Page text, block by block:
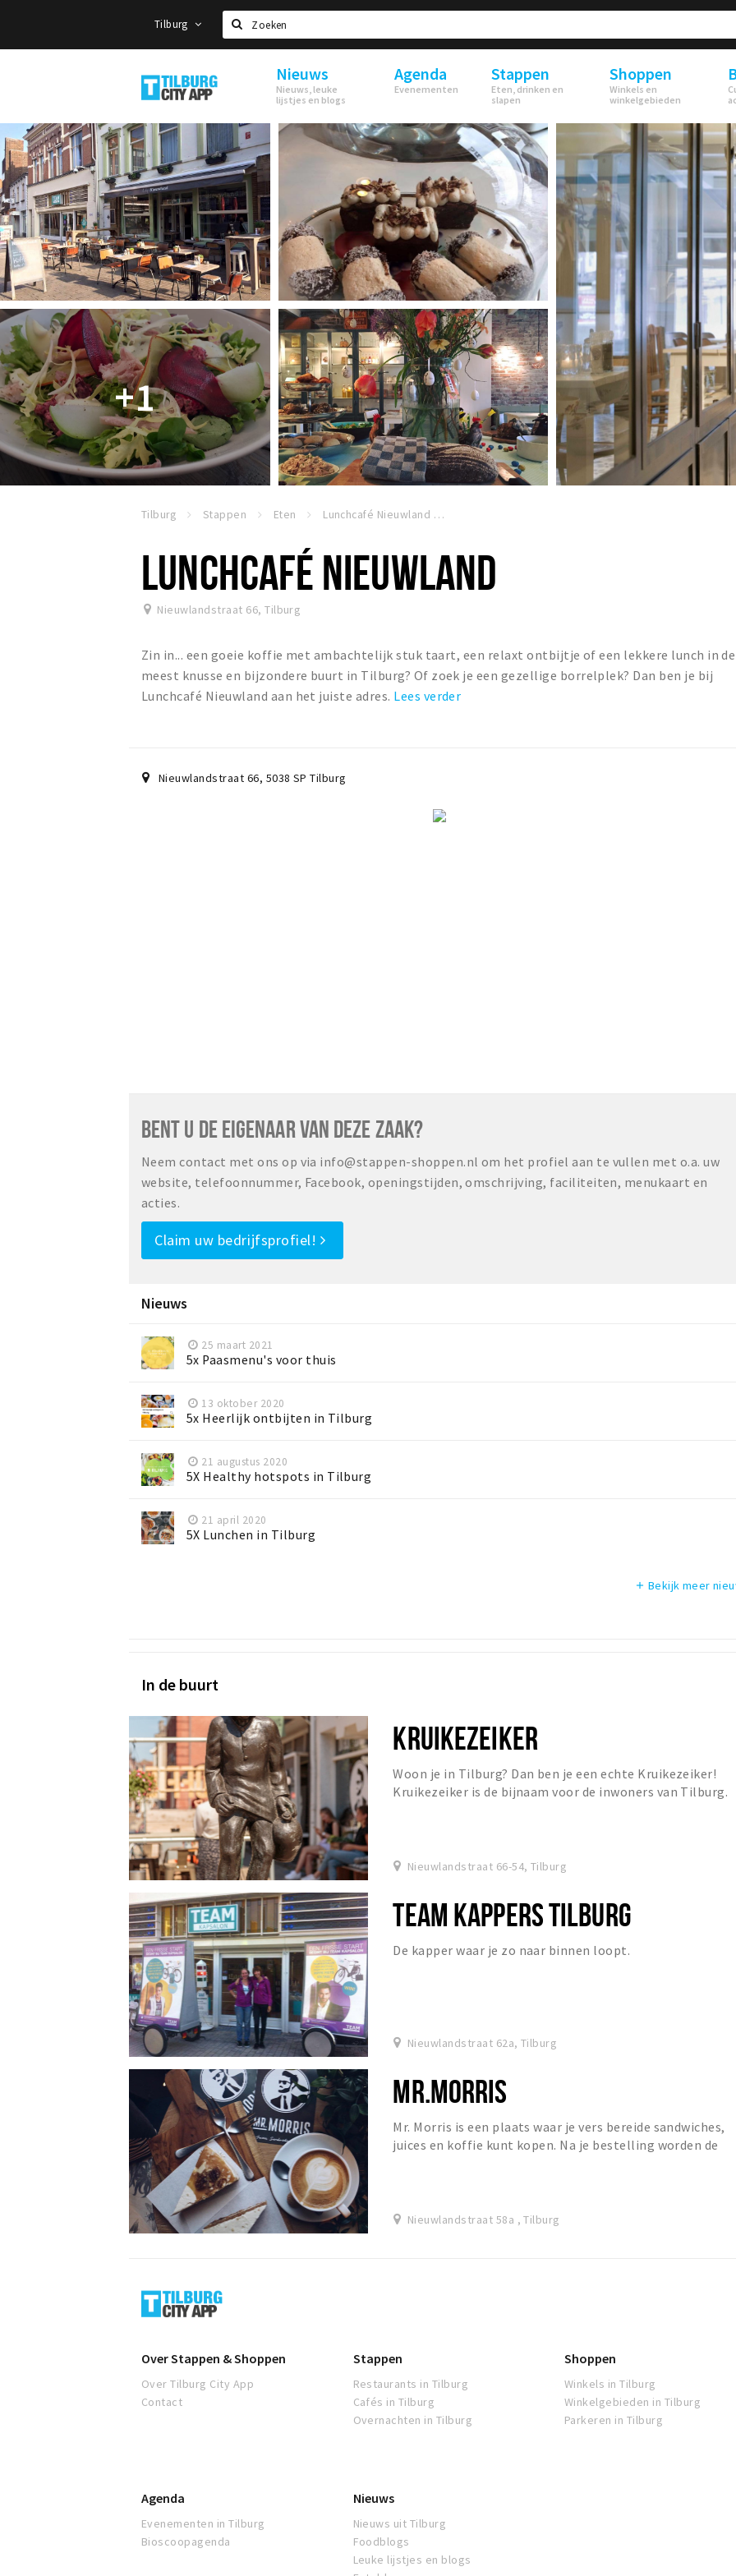
Tilburg
Zoeken
Tilburg
Nieuws
Nieuws, leuke
lijstjes en blogs
Agenda
Evenementen
Stappen
Eten, drinken en
slapen
Shoppen
Winkels en
winkelgebieden
+1
Tilburg Stappen Eten Lunchcafé Nieuwland
LUNCHCAFÉ NIEUWLAND
Nieuwlandstraat 66,Tilburg
Zin in... een goeie koffie met ambachtelijk stuk taart, een relaxt ontbijtje of een lekkere lunch in de
meest knusse en bijzondere buurt in Tilburg? Of zoek je een gezellige borrelplek? Dan ben je bij
Lunchcafé Nieuwland aan het juiste adres. Lees verder
Nieuwlandstraat 66, 5038 SP Tilburg
BENT U DE EIGENAAR VAN DEZE ZAAK?
Neem contact met ons op via info@stappen-shoppen.nl om het profiel aan te vullen met o.a. uw
website, telefoonnummer, Facebook, openingstijden, omschrijving, faciliteiten, menukaart en
acties.
Claim uw bedrijfsprofiel!
Nieuws
25 maart 2021
5x Paasmenu's voor thuis
13 oktober 2020
5x Heerlijk ontbijten in Tilburg
21 augustus 2020
5X Healthy hotspots in Tilburg
21 april 2020
5X Lunchen in Tilburg
add Bekijk meer
In de buurt
KRUIKEZEIKER
Woon je in Tilburg? Dan ben je een echte Kruikezeiker!
Kruikezeiker is de bijnaam voor de inwoners van Tilburg.
Nieuwlandstraat 66-54, Tilburg
TEAM KAPPERS TILBURG
De kapper waar je zo naar binnen loopt.
Nieuwlandstraat 62a, Tilburg
MR.MORRIS
Mr. Morris is een plaats waar je vers bereide sandwiches,
juices en koffie kunt kopen. Na je bestelling worden de
Nieuwlandstraat 58a , Tilburg
Tilburg
Over Stappen & Shoppen
Over Tilburg City App
Contact
Stappen
Restaurants in Tilburg
Cafés in Tilburg
Overnachten in Tilburg
Shoppen
Winkels in Tilburg
Winkelgebieden in Tilburg
Parkeren in Tilburg
Agenda
Evenementen in Tilburg
Bioscoopagenda
Nieuws
Nieuws uit Tilburg
Foodblogs
Leuke lijstjes en blogs